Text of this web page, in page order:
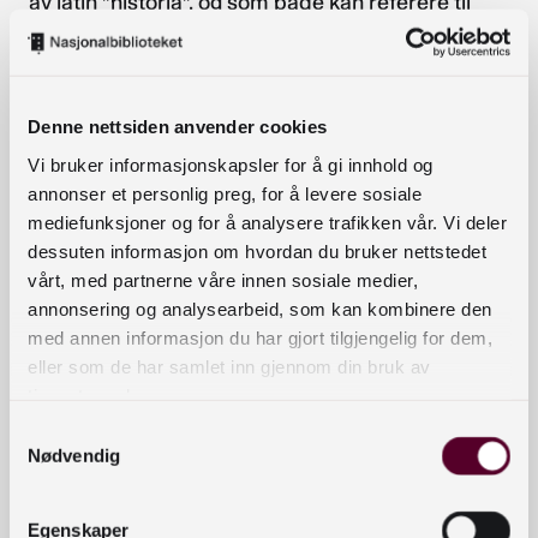
Denne nettsiden anvender cookies
Vi bruker informasjonskapsler for å gi innhold og
annonser et personlig preg, for å levere sosiale
mediefunksjoner og for å analysere trafikken vår. Vi deler
dessuten informasjon om hvordan du bruker nettstedet
vårt, med partnerne våre innen sosiale medier,
annonsering og analysearbeid, som kan kombinere den
med annen informasjon du har gjort tilgjengelig for dem,
eller som de har samlet inn gjennom din bruk av
Nødvendig
Egenskaper
historie i betydningen fortid og i betydningen
stedets fortid og til en fortellende beskrivelse av
stedets fortid. I norsk sammenheng er det
imidlertid ikke stedet som kulturell konstruksjon
eller som fysisk, koordinatfestet bestemmelse,
som har stått i sentrum for den lokalhistoriske
interesse – men derimotlokalsamfunnet
Lokalhistorie handler om ”lokalt avgrensa studiar
av menneske i (lokal)samfunn sett i
Lokalsamfunn defineres i denne sammenheng
busetnadsområde med felles